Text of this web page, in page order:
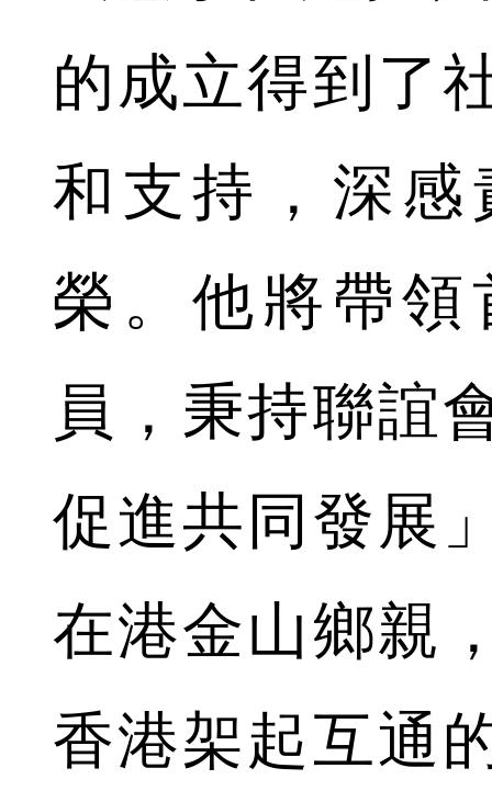
的成立得到了
和支持，深感
榮。他將帶
員，秉持聯誼
促進共同發展
在港金山鄉親
香港架起互通